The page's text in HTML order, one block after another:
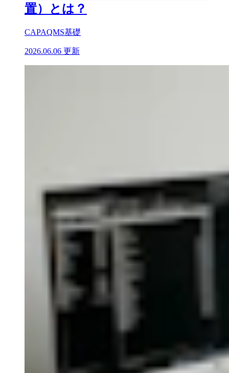
置）とは？
CAPAQMS基礎
2026.06.06 更新